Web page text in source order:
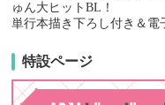
ゅん大ヒットBL！
単行本描き下ろし付き＆電
特設ページ